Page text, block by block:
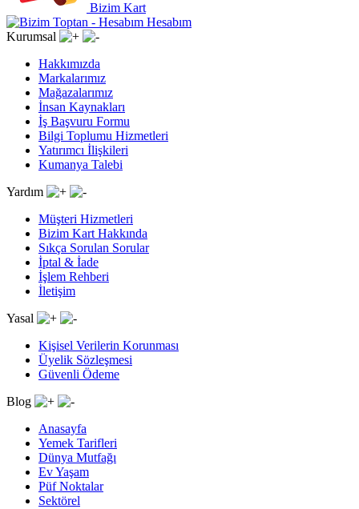
Bizim Kart
Hesabım
Kurumsal
Hakkımızda
Markalarımız
Mağazalarımız
İnsan Kaynakları
İş Başvuru Formu
Bilgi Toplumu Hizmetleri
Yatırımcı İlişkileri
Kumanya Talebi
Yardım
Müşteri Hizmetleri
Bizim Kart Hakkında
Sıkça Sorulan Sorular
İptal & İade
İşlem Rehberi
İletişim
Yasal
Kişisel Verilerin Korunması
Üyelik Sözleşmesi
Güvenli Ödeme
Blog
Anasayfa
Yemek Tarifleri
Dünya Mutfağı
Ev Yaşam
Püf Noktalar
Sektörel